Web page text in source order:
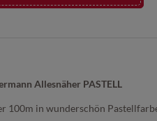
Allesnäher PASTELL
100m in wunderschön